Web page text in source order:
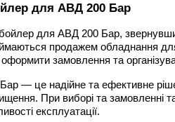
для АВД 200 Бар
для АВД 200 Бар,
продажем обладнання
замовлення та
— це надійне та ефективне
При виборі та замовленні
експлуатації.